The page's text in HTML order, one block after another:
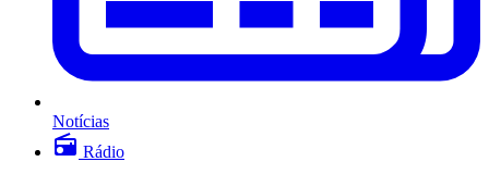
Notícias
Rádio